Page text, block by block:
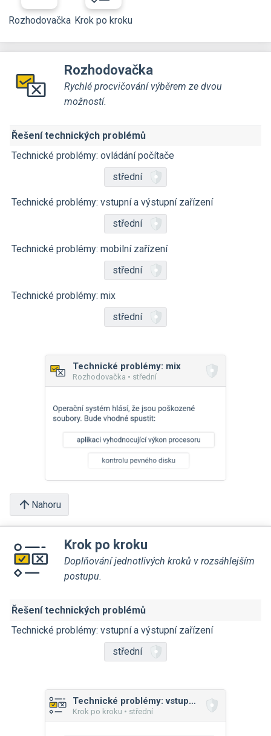
Rozhodovačka Krok po kroku
Rozhodovačka
Rychlé procvičování výběrem ze dvou
možností.
Řešení technických problémů
Technické problémy: ovládání počítače
střední
Technické problémy: vstupní a výstupní zařízení
střední
Technické problémy: mobilní zařízení
střední
Technické problémy: mix
střední
Technické problémy: mix
Rozhodovačka • střední
Nahoru
Krok po kroku
Doplňování jednotlivých kroků v rozsáhlejším
postupu.
Řešení technických problémů
Technické problémy: vstupní a výstupní zařízení
střední
Technické problémy: vstupní a výstupní zařízení
Krok po kroku • střední